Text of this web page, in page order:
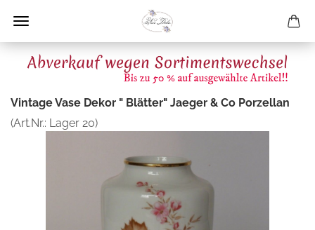
Vintage Vase Dekor " Blätter" Jaeger & Co Porzellan
(Art.Nr.: Lager 20)